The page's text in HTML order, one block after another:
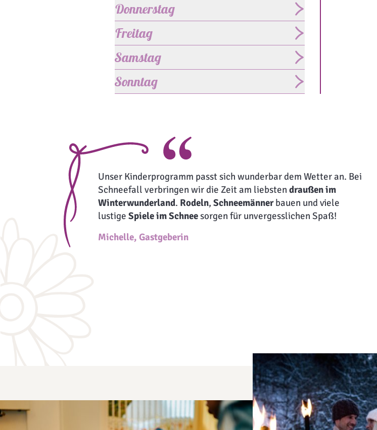
Donnerstag
Freitag
Samstag
Sonntag
Unser Kinderprogramm passt sich wunderbar dem Wetter an. Bei
Schneefall verbringen wir die Zeit am liebsten draußen im
Winterwunderland. Rodeln, Schneemännerbauen und viele
lustige Spiele im Schneesorgen für unvergesslichen Spaß!
Michelle, Gastgeberin